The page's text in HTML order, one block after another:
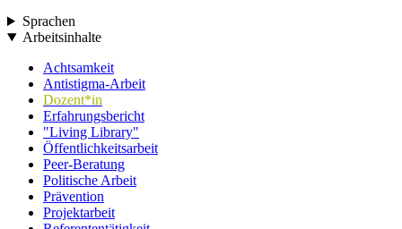
Sprachen
Arbeitsinhalte
Achtsamkeit
Antistigma-Arbeit
Dozent*in
Erfahrungsbericht
"Living Library"
Öffentlichkeitsarbeit
Peer-Beratung
Politische Arbeit
Prävention
Projektarbeit